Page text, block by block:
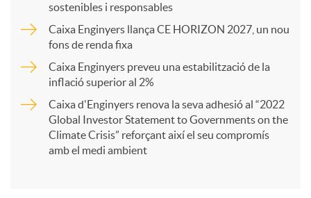
r
sostenibles i responsables
Caixa Enginyers llança CE HORIZON 2027, un nou
fons de renda fixa
Caixa Enginyers preveu una estabilització de la
inflació superior al 2%
Caixa d'Enginyers renova la seva adhesió al “2022
Global Investor Statement to Governments on the
Climate Crisis” reforçant així el seu compromís
amb el medi ambient